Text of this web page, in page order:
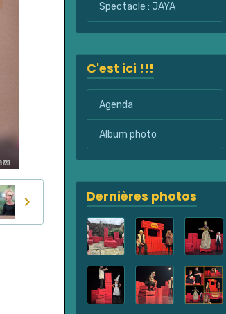
Spectacle : JAYA
C'est ici !!!
Agenda
Album photo
Dernières photos